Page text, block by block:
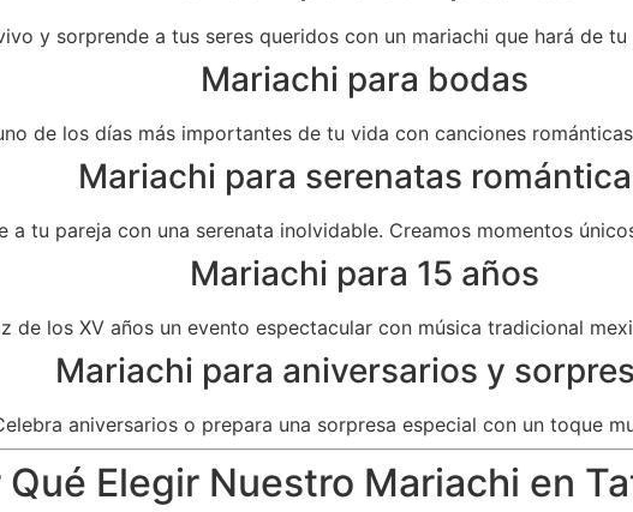
y sorprende a tus seres queridos con un mariachi que hará de
Mariachi para bodas
de los días más importantes de tu vida con canciones
Mariachi para serenatas
a tu pareja con una serenata inolvidable. Creamos momentos
Mariachi para 15 años
de los XV años un evento espectacular con música tradicional
Mariachi para aniversarios y
aniversarios o prepara una sorpresa especial con un toque
Qué Elegir Nuestro Mariachi en